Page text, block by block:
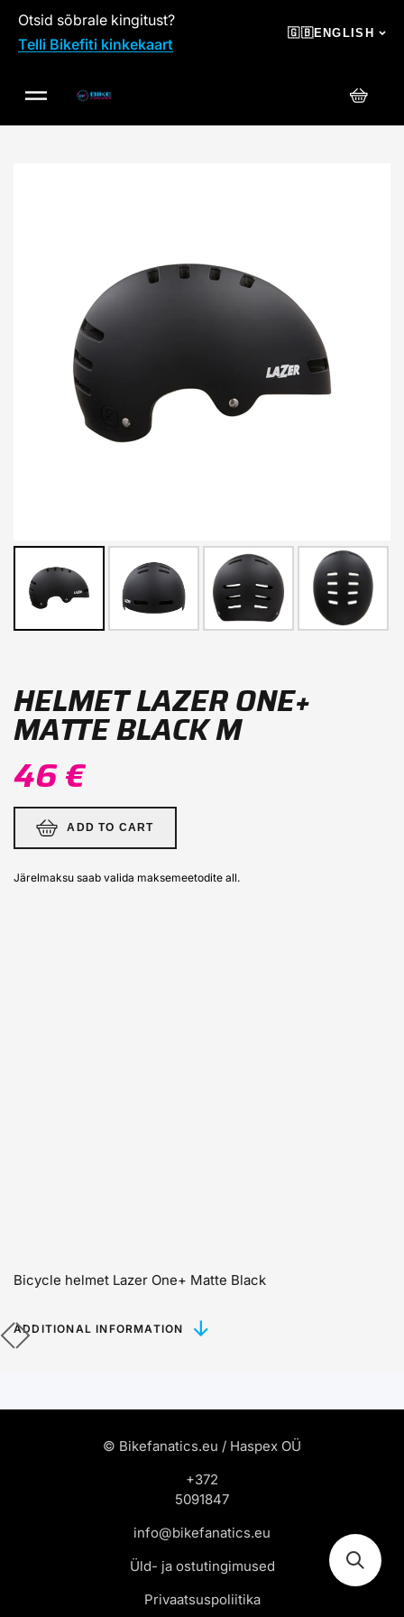
SKIP TO CONTENT
Otsid sõbrale kingitust?
Telli Bikefiti kinkekaart
🇬🇧ENGLISH
Cart
HELMET LAZER ONE+
MATTE BLACK M
46 €
ADD TO CART
Järelmaksu saab valida maksemeetodite all.
Bicycle helmet Lazer One+ Matte Black
ADDITIONAL INFORMATION
© Bikefanatics.eu / Haspex OÜ
+372
5091847
info@bikefanatics.eu
Üld- ja ostutingimused
Privaatsuspoliitika